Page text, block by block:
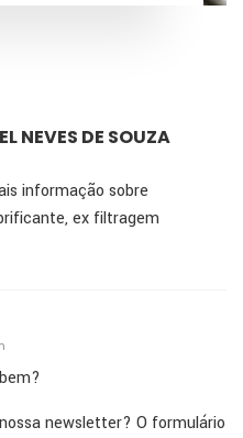
NEVES DE SOUZA
informação sobre
ex filtragem
newsletter? O formulário